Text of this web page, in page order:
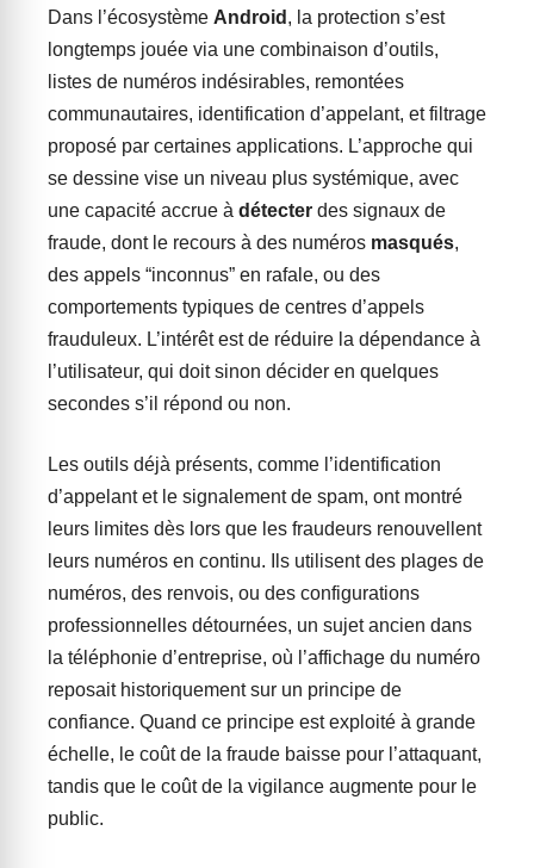
Dans l’écosystème Android , la protection s’est
longtemps jouée via une combinaison d’outils,
listes de numéros indésirables, remontées
communautaires, identification d’appelant, et filtrage
proposé par certaines applications. L’approche qui
se dessine vise un niveau plus systémique, avec
une capacité accrue à détecter des signaux de
fraude, dont le recours à des numéros masqués,
des appels “inconnus” en rafale, ou des
comportements typiques de centres d’appels
frauduleux. L’intérêt est de réduire la dépendance à
l’utilisateur, qui doit sinon décider en quelques
secondes s’il répond ou non.
Les outils déjà présents, comme l’identification
d’appelant et le signalement de spam, ont montré
leurs limites dès lors que les fraudeurs renouvellent
leurs numéros en continu. Ils utilisent des plages de
numéros, des renvois, ou des configurations
professionnelles détournées, un sujet ancien dans
la téléphonie d’entreprise, où l’affichage du numéro
reposait historiquement sur un principe de
confiance. Quand ce principe est exploité à grande
échelle, le coût de la fraude baisse pour l’attaquant,
tandis que le coût de la vigilance augmente pour le
public.